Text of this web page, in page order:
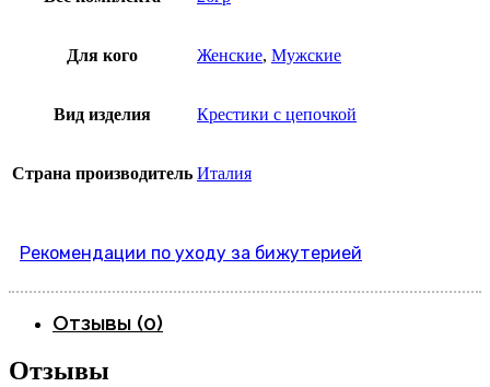
Для кого Женские, Мужские
Вид изделия Крестики с цепочкой
Страна производитель Италия
Рекомендации по уходу за бижутерией
Отзывы (0)
Отзывы